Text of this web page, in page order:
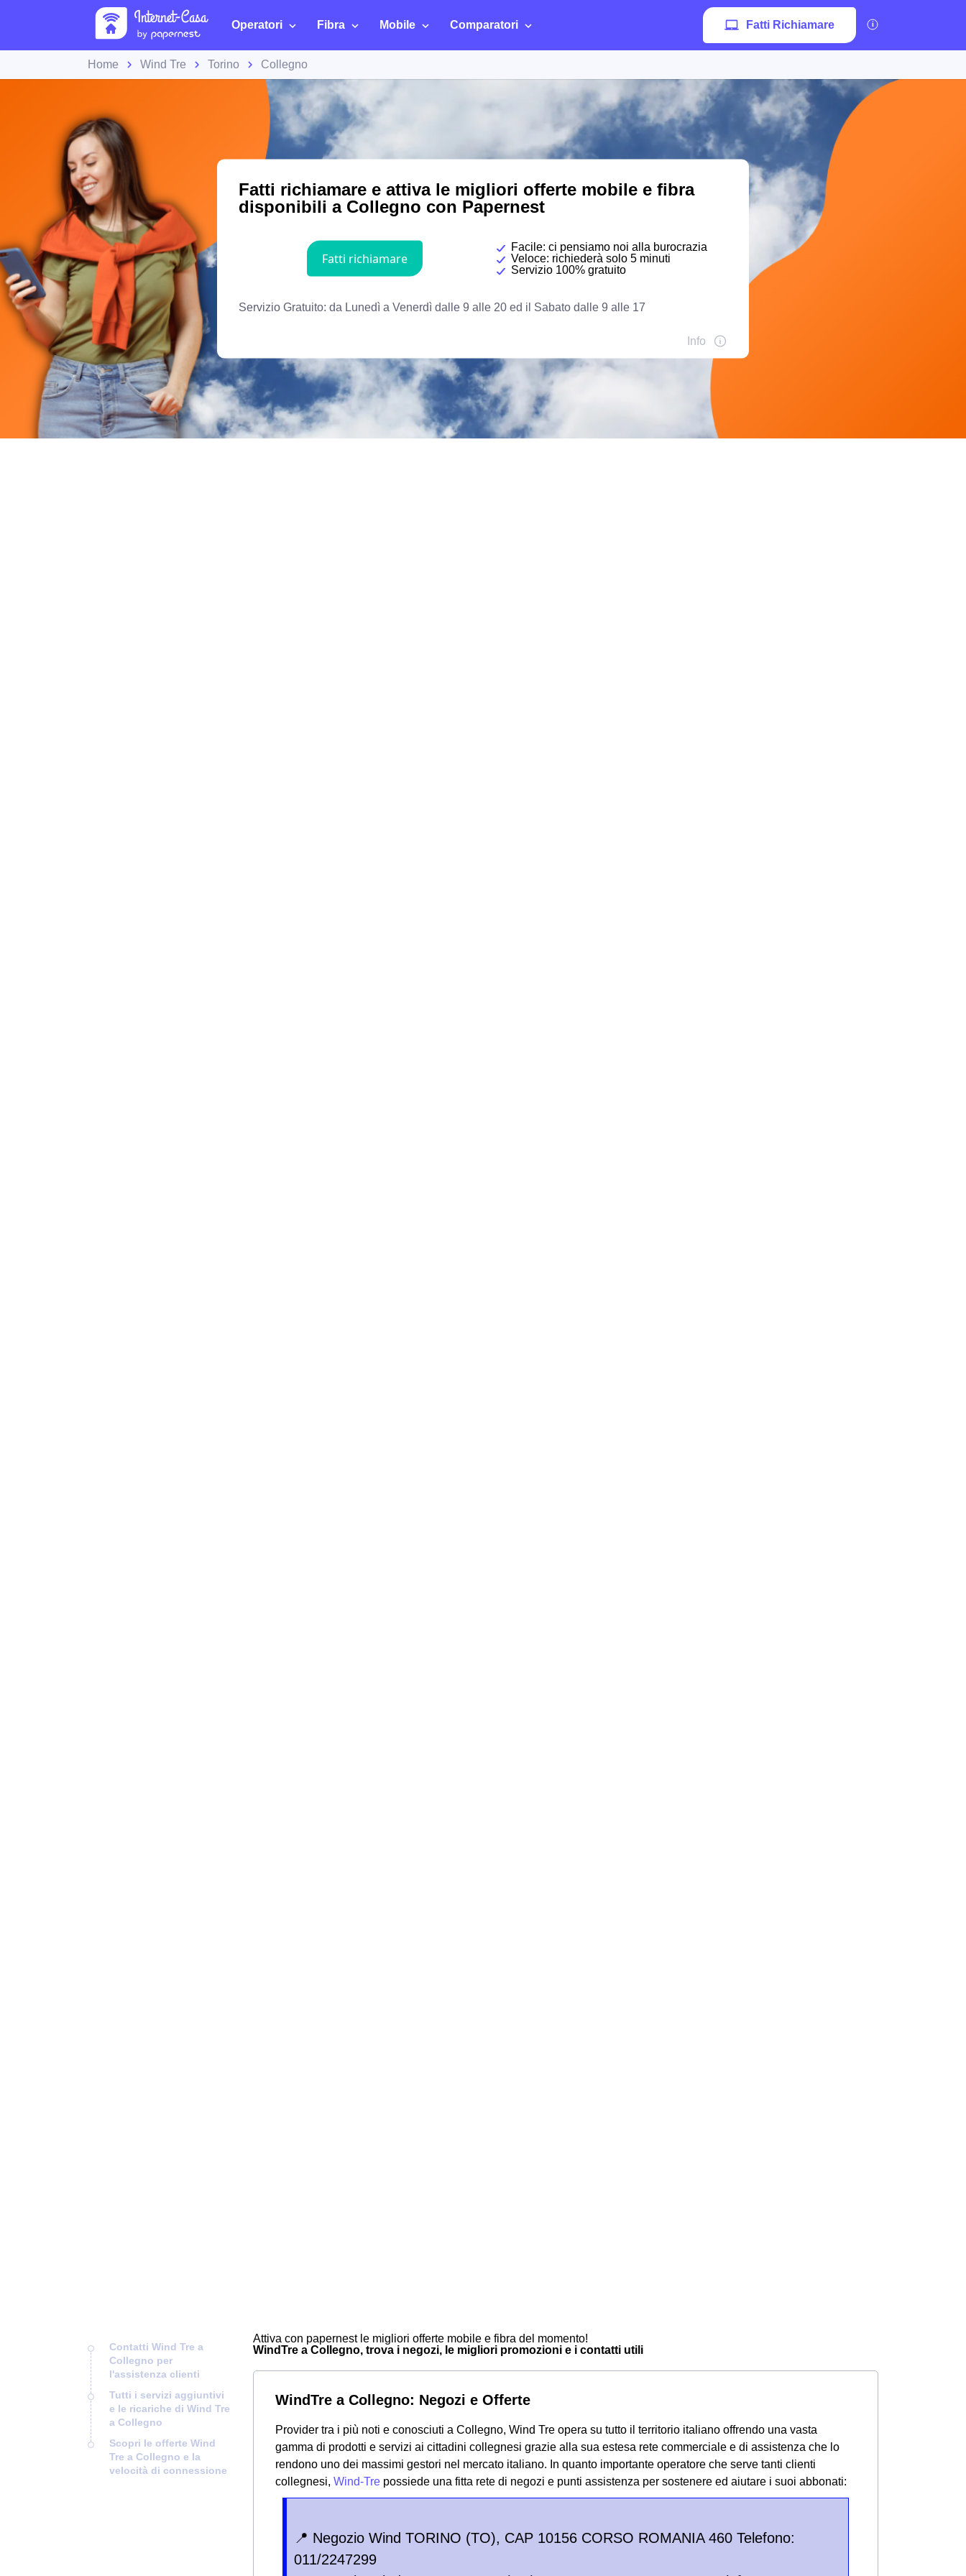
Operatori Fibra Mobile Comparatori Fatti Richiamare
Home Wind Tre Torino Collegno
Contatti Wind Tre a
Collegno per
l'assistenza clienti
Tutti i servizi aggiuntivi
e le ricariche di Wind Tre
a Collegno
Scopri le offerte Wind
Tre a Collegno e la
velocità di connessione
Attiva con papernest le migliori offerte mobile e fibra del momento!
WindTre a Collegno, trova i negozi, le migliori promozioni e i contatti utili
WindTre a Collegno: Negozi e Offerte
Provider tra i più noti e conosciuti a Collegno, Wind Tre opera su tutto il territorio italiano offrendo una vasta
gamma di prodotti e servizi ai cittadini collegnesi grazie alla sua estesa rete commerciale e di assistenza che lo
rendono uno dei massimi gestori nel mercato italiano. In quanto importante operatore che serve tanti clienti
collegnesi, Wind-Tre possiede una fitta rete di negozi e punti assistenza per sostenere ed aiutare i suoi abbonati:
📍 Negozio Wind TORINO (TO), CAP 10156 CORSO ROMANIA 460 Telefono:
011/2247299